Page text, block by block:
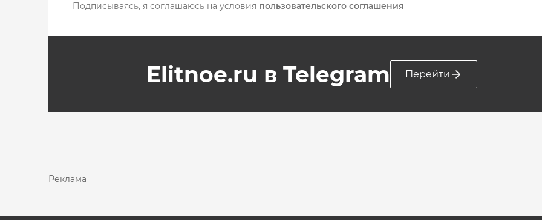
Подписываясь, я соглашаюсь на условия пользовательского соглашения
Elitnoe.ru в Telegram Перейти
Реклама